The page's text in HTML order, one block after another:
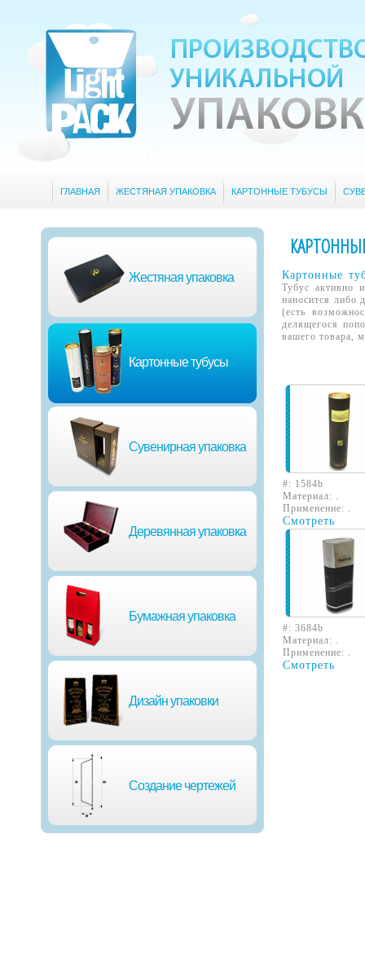
ГЛАВНАЯ ЖЕСТЯНАЯ УПАКОВКА КАРТОННЫЕ ТУБУСЫ
Жестяная упаковка
Картонные тубусы
Сувенирная упаковка
Деревянная упаковка
Бумажная упаковка
Дизайн упаковки
Создание чертежей
Картонные
Тубус активно
наносится либо
(есть
делящегося
вашего товара,
#: 1584b
Материал: .
Применение: .
Смотреть
#:3684b
Материал: .
Применение: .
Смотреть